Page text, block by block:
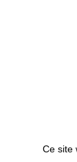
en Bretagne
Ce site